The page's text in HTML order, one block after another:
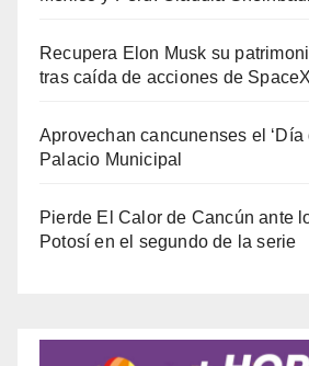
Recupera Elon Musk su
tras caída de acciones de SpaceX
Aprovechan cancunenses el ‘Día
Palacio Municipal
Pierde El Calor de Cancún ante
Potosí en el segundo de la serie